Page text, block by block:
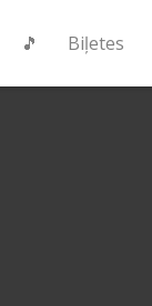
🎵 Biļetes